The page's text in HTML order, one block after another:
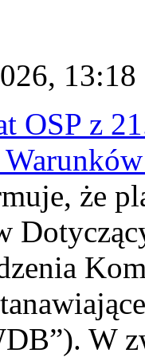
13:18
OSP z
że
W